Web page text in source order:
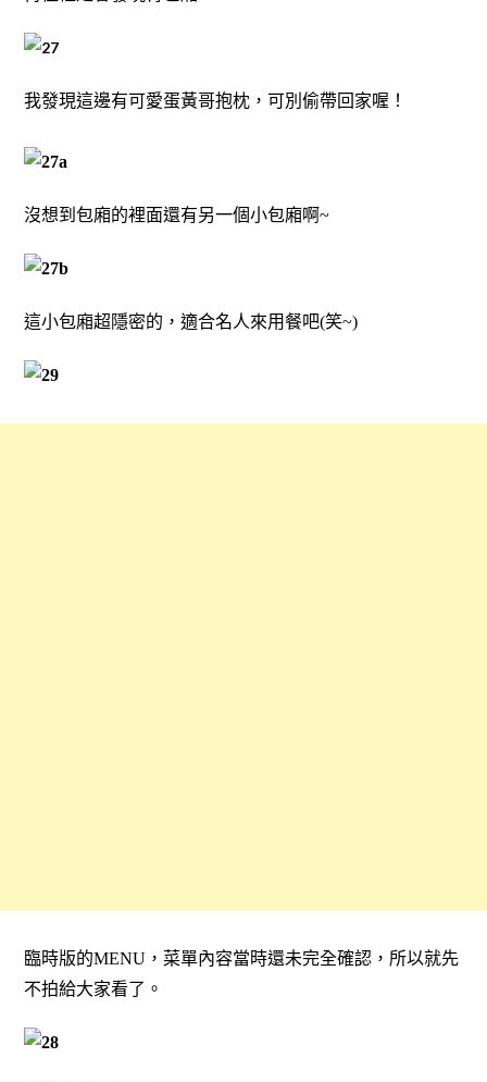
我發現這邊有可愛蛋黃哥抱枕，可別偷帶回家喔！
沒想到包廂的裡面還有另一個小包廂啊~
這小包廂超隱密的，適合名人來用餐吧(笑~)
臨時版的MENU，菜單內容當時還未完全確認，所以就先
不拍給大家看了。